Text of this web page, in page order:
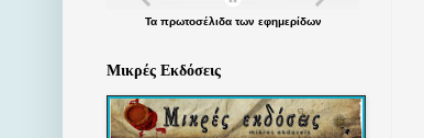
Τα πρωτοσέλιδατων εφημερίδων
Μικρές Εκδόσεις